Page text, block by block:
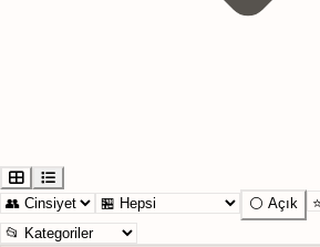
⚪ Açık